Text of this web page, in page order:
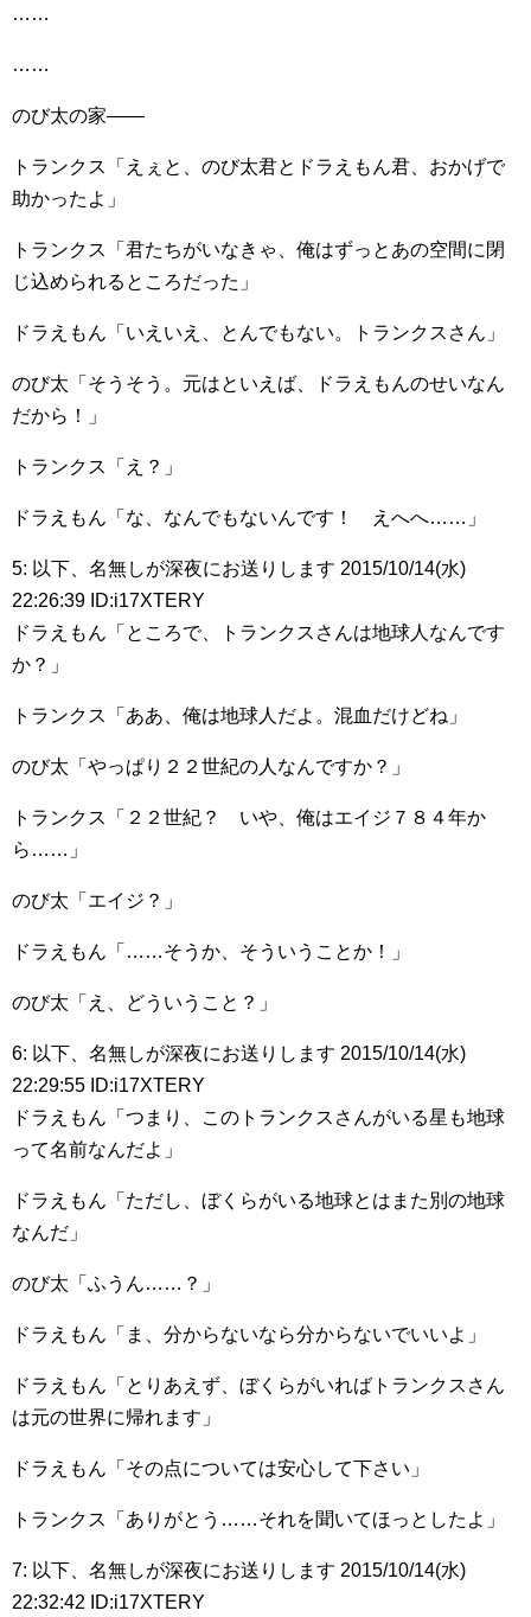
……
……
のび太の家――
トランクス「えぇと、のび太君とドラえもん君、おかげで
助かったよ」
トランクス「君たちがいなきゃ、俺はずっとあの空間に閉
じ込められるところだった」
ドラえもん「いえいえ、とんでもない。トランクスさん」
のび太「そうそう。元はといえば、ドラえもんのせいなん
だから！」
トランクス「え？」
ドラえもん「な、なんでもないんです！ えへへ……」
5: 以下、名無しが深夜にお送りします 2015/10/14(水)
22:26:39 ID:i17XTERY
ドラえもん「ところで、トランクスさんは地球人なんです
か？」
トランクス「ああ、俺は地球人だよ。混血だけどね」
のび太「やっぱり２２世紀の人なんですか？」
トランクス「２２世紀？ いや、俺はエイジ７８４年か
ら……」
のび太「エイジ？」
ドラえもん「……そうか、そういうことか！」
のび太「え、どういうこと？」
6: 以下、名無しが深夜にお送りします 2015/10/14(水)
22:29:55 ID:i17XTERY
ドラえもん「つまり、このトランクスさんがいる星も地球
って名前なんだよ」
ドラえもん「ただし、ぼくらがいる地球とはまた別の地球
なんだ」
のび太「ふうん……？」
ドラえもん「ま、分からないなら分からないでいいよ」
ドラえもん「とりあえず、ぼくらがいればトランクスさん
は元の世界に帰れます」
ドラえもん「その点については安心して下さい」
トランクス「ありがとう……それを聞いてほっとしたよ」
7: 以下、名無しが深夜にお送りします 2015/10/14(水)
22:32:42 ID:i17XTERY